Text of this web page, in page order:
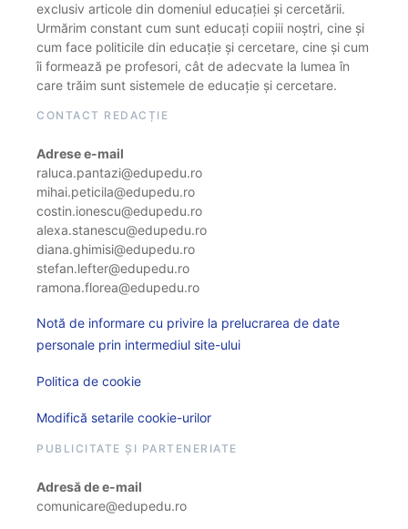
exclusiv articole din domeniul educației și cercetării.
Urmărim constant cum sunt educați copiii noștri, cine și
cum face politicile din educație și cercetare, cine și cum
îi formează pe profesori, cât de adecvate la lumea în
care trăim sunt sistemele de educație și cercetare.
CONTACT REDACȚIE
Adrese e-mail
raluca.pantazi@edupedu.ro
mihai.peticila@edupedu.ro
costin.ionescu@edupedu.ro
alexa.stanescu@edupedu.ro
diana.ghimisi@edupedu.ro
stefan.lefter@edupedu.ro
ramona.florea@edupedu.ro
Notă de informare cu privire la prelucrarea de date
personale prin intermediul site-ului
Politica de cookie
Modifică setarile cookie-urilor
PUBLICITATE ȘI PARTENERIATE
Adresă de e-mail
comunicare@edupedu.ro